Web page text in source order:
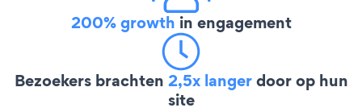
200% growth in engagement
Bezoekers brachten 2,5x langerdoor op hun
site